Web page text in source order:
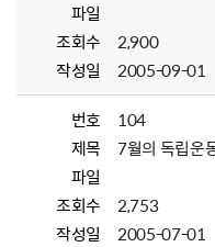
파일
조회수
2,900
작성일
2005-09-01
번호
104
제목
7월의 독립운
파일
조회수
2,753
작성일
2005-07-01